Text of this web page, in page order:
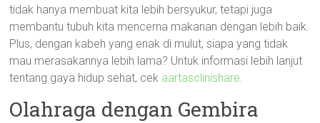
tidak hanya membuat kita lebih bersyukur, tetapi juga
membantu tubuh kita mencerna makanan dengan lebih baik.
Plus, dengan kabeh yang enak di mulut, siapa yang tidak
mau merasakannya lebih lama? Untuk informasi lebih lanjut
tentang gaya hidup sehat, cek aartasclinishare.
Olahraga dengan Gembira